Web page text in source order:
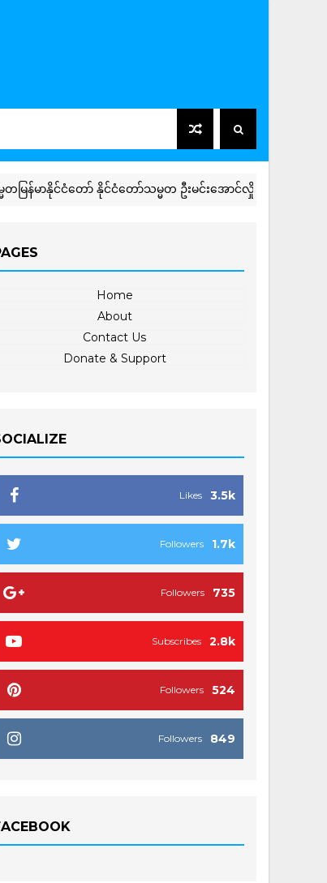
ာနိုင်ငံတော် နိုင်ငံတော်သမ္မတ ဦးမင်းအောင်လှိုင် ဦးဆောင်သည့် မြ
Home
About
Contact Us
Donate & Support
3.5k
Likes
1.7k
Followers
735
Followers
2.8k
Subscribes
524
Followers
849
Followers